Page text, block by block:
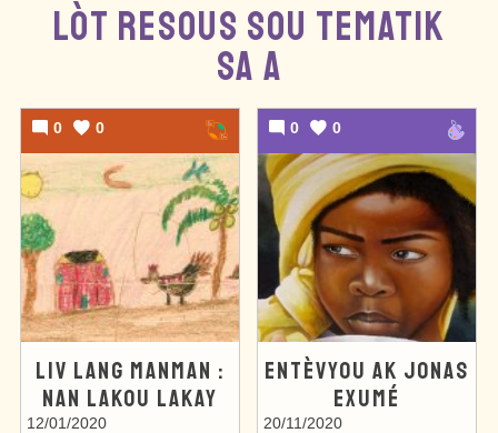
LÒT RESOUS SOU TEMATIK
SA A
0 0
LIV LANG MANMAN :
NAN LAKOU LAKAY
12/01/2020
0 0
ENTÈVYOU AK JONAS
EXUMÉ
20/11/2020